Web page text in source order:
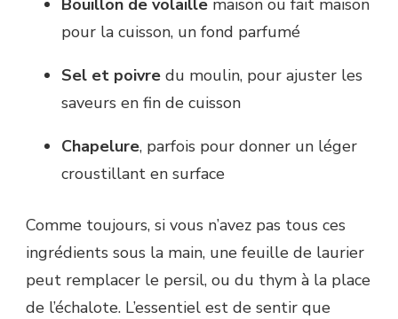
pour la cuisson, un fond parfumé
Sel et poivre du moulin, pour ajuster les
saveurs en fin de cuisson
Chapelure, parfois pour donner un léger
croustillant en surface
Comme toujours, si vous n’avez pas tous ces
ingrédients sous la main, une feuille de laurier
peut remplacer le persil, ou du thym à la place
de l’échalote. L’essentiel est de sentir que